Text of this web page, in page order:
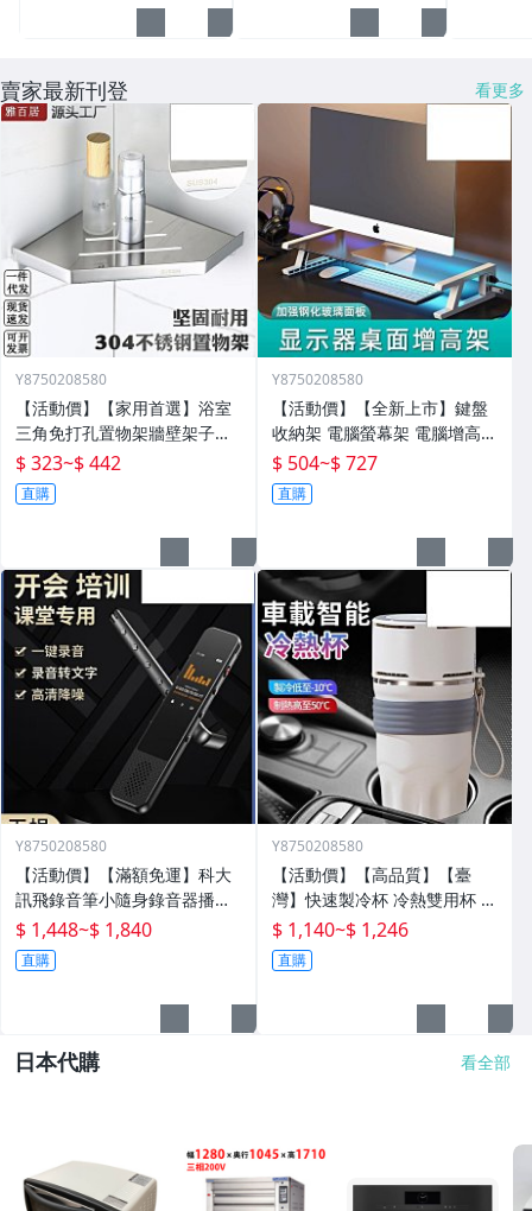
賣家最新刊登 看更多
Y8750208580
【活動價】【家用首選】浴室
三角免打孔置物架牆壁架子壁
掛分層置物架衛生間轉角架三
角籃
$ 323~$ 442
直購
Y8750208580
【活動價】【全新上市】鍵盤
收納架 電腦螢幕架 電腦增高架
電腦架 置物增高架 桌面電腦架
螢幕增高架 螢幕收納架 臺式
$ 504~$ 727
直購
Y8750208580
【活動價】【滿額免運】科大
訊飛錄音筆小隨身錄音器播放
器設備神器專業高清降噪轉文
字超
$ 1,448~$ 1,840
直購
Y8750208580
【活動價】【高品質】【臺
灣】快速製冷杯 冷熱雙用杯 保
溫杯 辦公室水杯 保冰杯 製冷
水杯 車載水杯 充電水杯 恆溫
杯 半
$ 1,140~$ 1,246
直購
日本代購 看全部